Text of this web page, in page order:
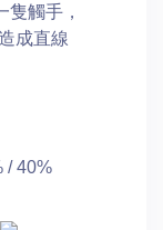
觸手，
成直線
/ 40%